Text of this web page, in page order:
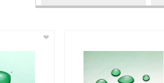
❤